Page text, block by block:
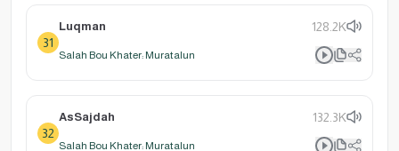
31
Luqman 128.2K
Salah Bou Khater: Muratalun
32
AsSajdah 132.3K
Salah Bou Khater: Muratalun